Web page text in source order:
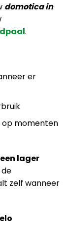
domotica in
.
er
momenten
een lager
zelf wanneer